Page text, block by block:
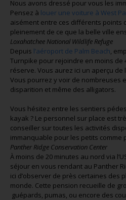
Nous avons dressé pour vous les
Pensez à louer une voiture à West
aisément entre ces différents points
pleinement de ce que la belle ville
Loxahatchee National Wildlife Refuge
Depuis l’aéroport de Palm Beach,
Turnpike pour rejoindre en moins de
réserve. Vous aurez ici un aperçu
Vous pourrez y voir de nombreuses
disparition et même des alligators.
Vous hésitez entre les sentiers
kayak ? Le personnel sur place est
conseiller sur toutes les activités
immanquable pour les petits comme
Panther Ridge Conservation Center
À moins de 20 minutes au nord via
séjour en vous rendant au Panther
ici d’observer de près certaines des
monde. Cette pension recueille de
guépards, pumas, ou encore des